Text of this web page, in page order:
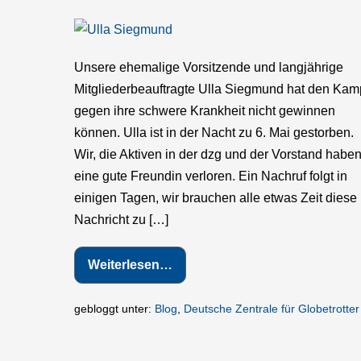
Ulla
ist
tot.
Unsere ehemalige Vorsitzende und langjährige
Mitgliederbeauftragte Ulla Siegmund hat den
gegen ihre schwere Krankheit nicht gewinnen
können. Ulla ist in der Nacht zu 6. Mai gestorben.
Wir, die Aktiven in der dzg und der Vorstand haben
eine gute Freundin verloren. Ein Nachruf folgt in
einigen Tagen, wir brauchen alle etwas Zeit diese
Nachricht zu […]
Weiterlesen…
Ulla
Siegmund
tot.
gebloggt unter: Blog, Deutsche Zentrale für Globetrotter